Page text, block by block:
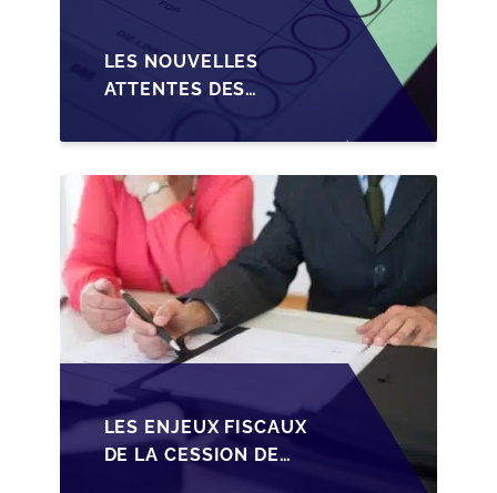
LES NOUVELLES
ATTENTES DES
TRANSMISSION DES
PME BELGES
LES ENJEUX FISCAUX
DE LA CESSION DE